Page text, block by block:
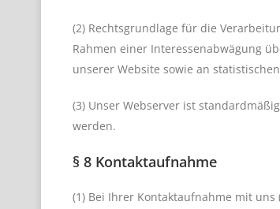
(2) Rechtsgrundlage für die
Rahmen einer Interessenabwägung
unserer Website sowie an
(3) Unser Webserver ist
werden.
§ 8 Kontaktaufnahme
(1) Bei Ihrer Kontaktaufnahme mit